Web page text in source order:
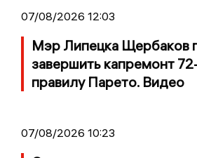
07/08/2026 12:03
Мэр Липецка Щербаков
завершить капремонт
правилу Парето. Видео
07/08/2026 10:23